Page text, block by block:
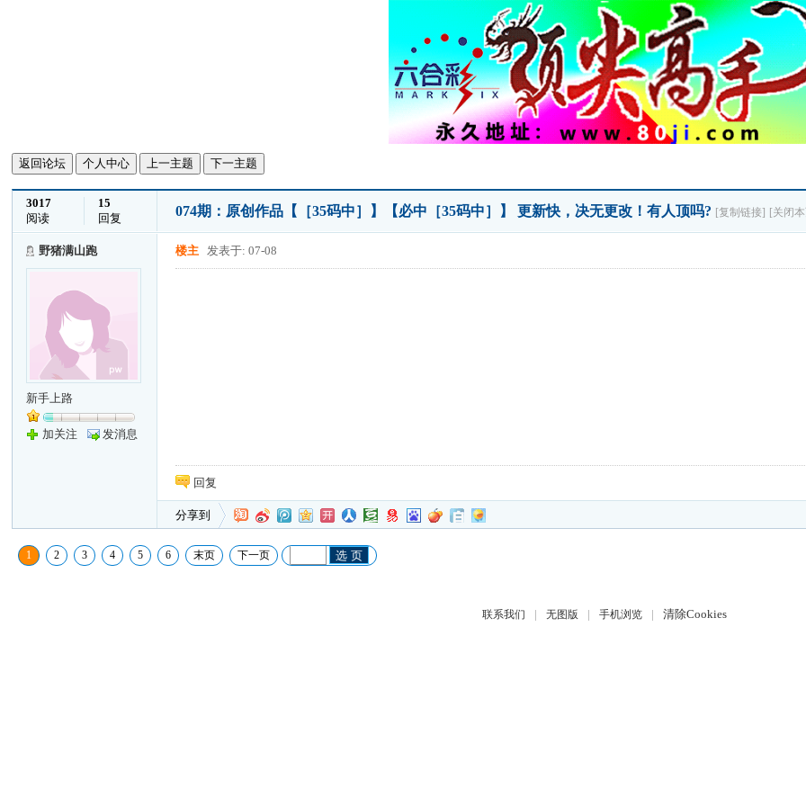
返回论坛 个人中心 上一主题 下一主题
3017
阅读
15
回复
074期：原创作品【［35码中］】【必中［35码中］】 更新快，决无更改！有人顶吗? [复制链接] [关闭
野猪满山跑
新手上路
加关注 发消息
楼主 发表于: 07-08
回复
分享到
1 2 3 4 5 6 末页 下一页 选 页
联系我们 | 无图版 | 手机浏览 | 清除Cookies